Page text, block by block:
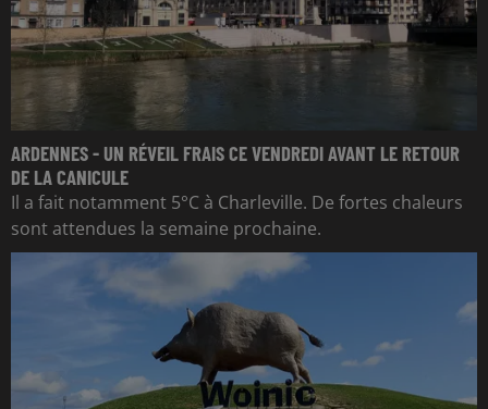
ARDENNES - UN RÉVEIL FRAIS CE VENDREDI AVANT LE RETOUR
DE LA CANICULE
Il a fait notamment 5°C à Charleville. De fortes chaleurs
sont attendues la semaine prochaine.